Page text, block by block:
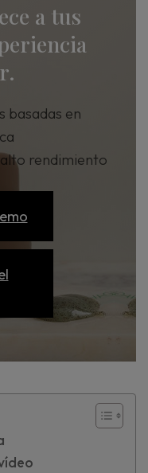
a tus
basadas en
rendimiento